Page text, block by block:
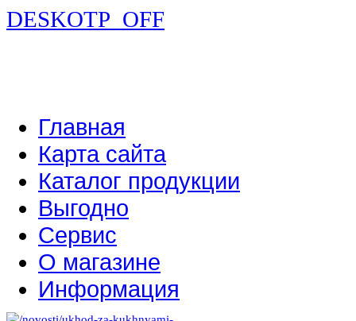
DESKOTP_OFF
Главная
Карта сайта
Каталог продукции
Выгодно
Сервис
О магазине
Информация